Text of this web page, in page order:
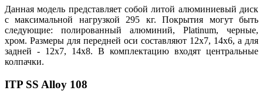
Данная модель представляет собой литой алюминиевый диск
с максимальной нагрузкой 295 кг. Покрытия могут быть
следующие: полированный алюминий, Platinum, черные,
хром. Размеры для передней оси составляют 12х7, 14х6, а для
задней - 12х7, 14х8. В комплектацию входят центральные
колпачки.
ITP SS Alloy 108